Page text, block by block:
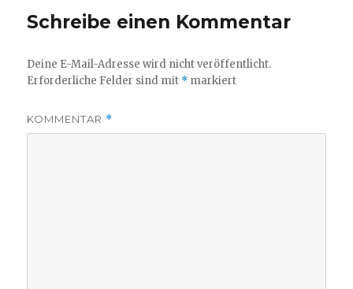
Schreibe einen Kommentar
Deine E-Mail-Adresse wird nicht veröffentlicht.
Erforderliche Felder sind mit * markiert
KOMMENTAR *